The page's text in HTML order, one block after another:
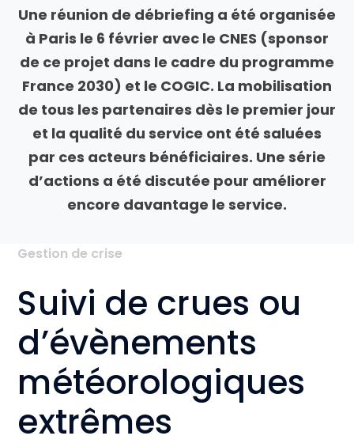
Une réunion de débriefing a été organisée
à Paris le 6 février avec le CNES (sponsor
de ce projet dans le cadre du programme
France 2030) et le COGIC. La mobilisation
de tous les partenaires dès le premier jour
et la qualité du service ont été saluées
par ces acteurs bénéficiaires. Une série
d’actions a été discutée pour améliorer
encore davantage le service.
Gestion de crise
Suivi de crues ou
d’évènements
météorologiques
extrêmes